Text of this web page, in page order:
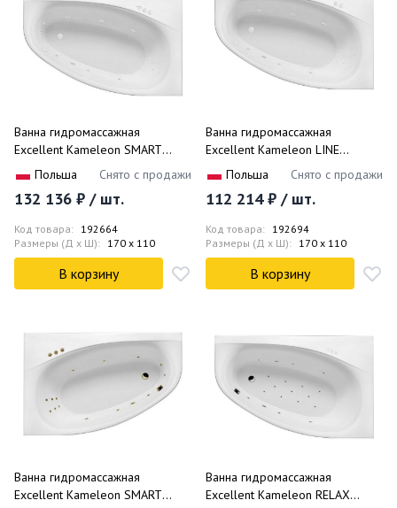
Ванна гидромассажная
Excellent Kameleon SMART
WAEX.KMP17.SMART.WH
170x110 (белый глянцевый),
каркас, слив-перелив, правая
Польша Снято с продажи
132 136 ₽ / шт.
Код товара: 192664
Размеры (Д x Ш): 170 x 110
В корзину
Ванна гидромассажная
Excellent Kameleon LINE
WAEX.KMP17.LINE.WH 170x110
(белый глянцевый), каркас,
слив-перелив, правая
Польша Снято с продажи
112 214 ₽ / шт.
Код товара: 192694
Размеры (Д x Ш): 170 x 110
В корзину
Ванна гидромассажная
Excellent Kameleon SMART
Ванна гидромассажная
Excellent Kameleon RELAX